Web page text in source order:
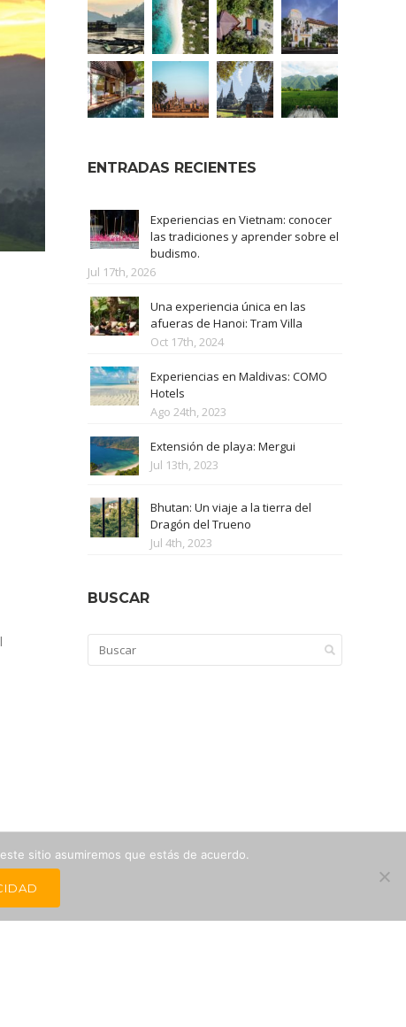
ENTRADAS RECIENTES
Experiencias en Vietnam: conocer
las tradiciones y aprender sobre el
budismo.
Jul 17th, 2026
Una experiencia única en las
afueras de Hanoi: Tram Villa
Oct 17th, 2024
Experiencias en Maldivas: COMO
Hotels
Ago 24th, 2023
Extensión de playa: Mergui
Jul 13th, 2023
Bhutan: Un viaje a la tierra del
Dragón del Trueno
Jul 4th, 2023
BUSCAR
sitio asumiremos que estás de acuerdo.